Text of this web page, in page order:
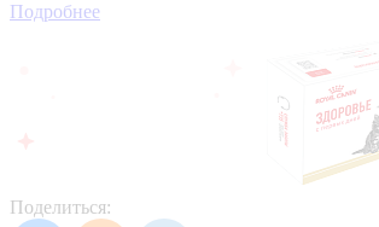
Подробнее
Поделиться: